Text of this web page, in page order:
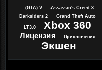
(GTA) V
Assassin's Creed 3
Darksiders 2
Grand Theft Auto
LT3.0 Xbox 360
Лицензия Приключения
Экшен